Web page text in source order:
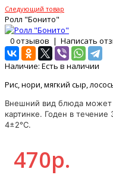
Следующий товар
Ролл "Бонито"
0 отзывов | Написать
Наличие: Есть в наличии
Рис, нори, мягкий сыр,
Внешний вид блюда может
картинке. Годен в течение
4±2°C.
470р.